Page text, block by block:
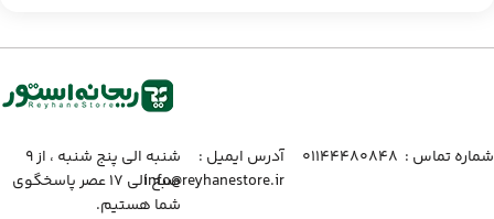
شماره تماس :‌ ۰۱۱۴۴۴۸۰۸۴۸
آدرس ایمیل :‌
info@reyhanestore.ir
شنبه الی پنج شنبه ، از ۹
صبح الی ۱۷ عصر پاسخگوی
شما هستیم.